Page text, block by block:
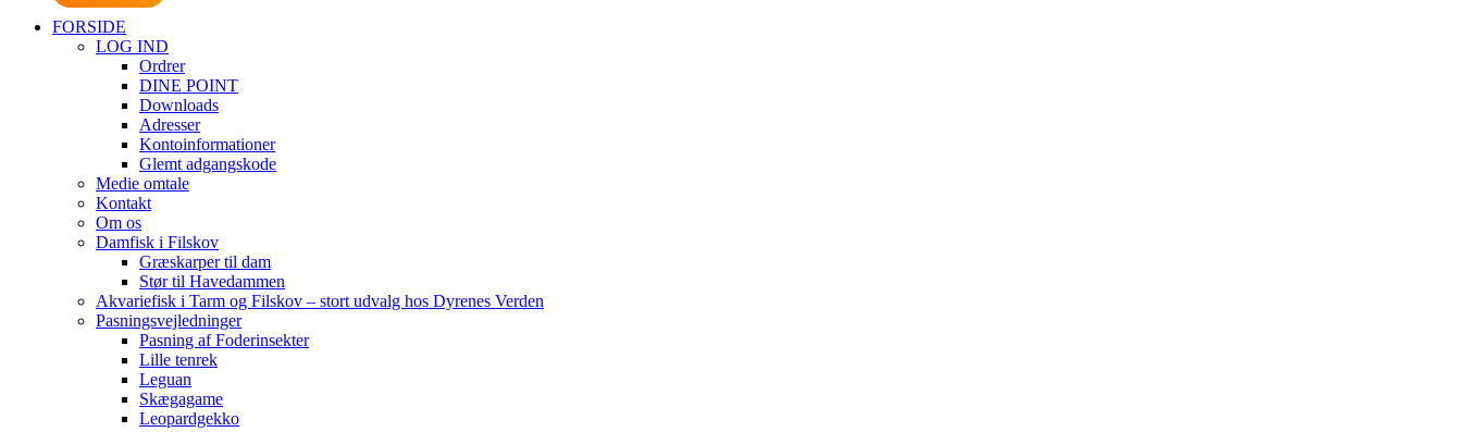
FORSIDE
LOG IND
Ordrer
DINE POINT
Downloads
Adresser
Kontoinformationer
Glemt adgangskode
Medie omtale
Kontakt
Om os
Damfisk i Filskov
Græskarper til dam
Stør til Havedammen
Akvariefisk i Tarm og Filskov – stort udvalg hos Dyrenes Verden
Pasningsvejledninger
Pasning af Foderinsekter
Lille tenrek
Leguan
Skægagame
Leopardgekko